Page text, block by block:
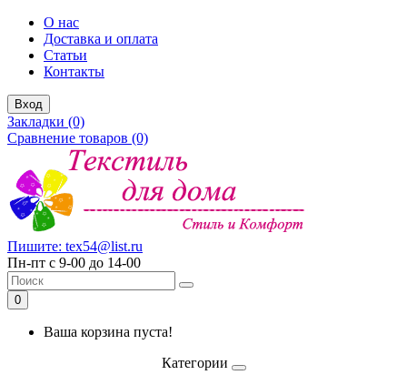
О нас
Доставка и оплата
Статьи
Контакты
Вход
Закладки (0)
Сравнение товаров (0)
Пишите: tex54@list.ru
Пн-пт с 9-00 до 14-00
0
Ваша корзина пуста!
Категории